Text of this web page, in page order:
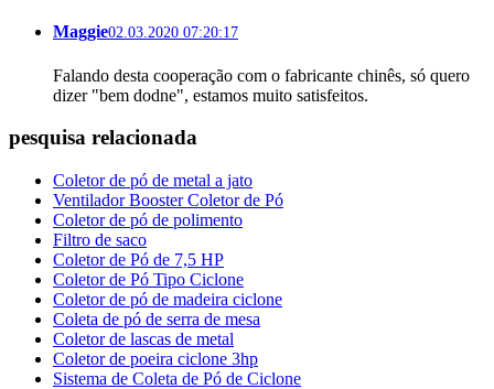
Maggie02.03.2020 07:20:17
Falando desta cooperação com o fabricante chinês, só quero
dizer "bem dodne", estamos muito satisfeitos.
pesquisa relacionada
Coletor de pó de metal a jato
Ventilador Booster Coletor de Pó
Coletor de pó de polimento
Filtro de saco
Coletor de Pó de 7,5 HP
Coletor de Pó Tipo Ciclone
Coletor de pó de madeira ciclone
Coleta de pó de serra de mesa
Coletor de lascas de metal
Coletor de poeira ciclone 3hp
Sistema de Coleta de Pó de Ciclone